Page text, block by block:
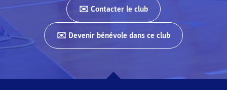
✉️ Contacter le club
✉️ Devenir bénévole dans ce club